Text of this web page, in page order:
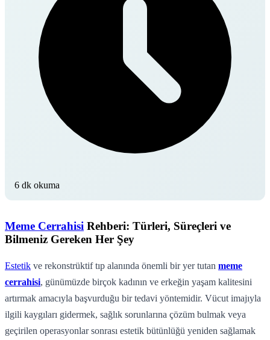
6 dk okuma
Meme Cerrahisi Rehberi: Türleri, Süreçleri ve
Bilmeniz Gereken Her Şey
Estetik ve rekonstrüktif tıp alanında önemli bir yer tutan meme
cerrahisi, günümüzde birçok kadının ve erkeğin yaşam kalitesini
artırmak amacıyla başvurduğu bir tedavi yöntemidir. Vücut imajıyla
ilgili kaygıları gidermek, sağlık sorunlarına çözüm bulmak veya
geçirilen operasyonlar sonrası estetik bütünlüğü yeniden sağlamak